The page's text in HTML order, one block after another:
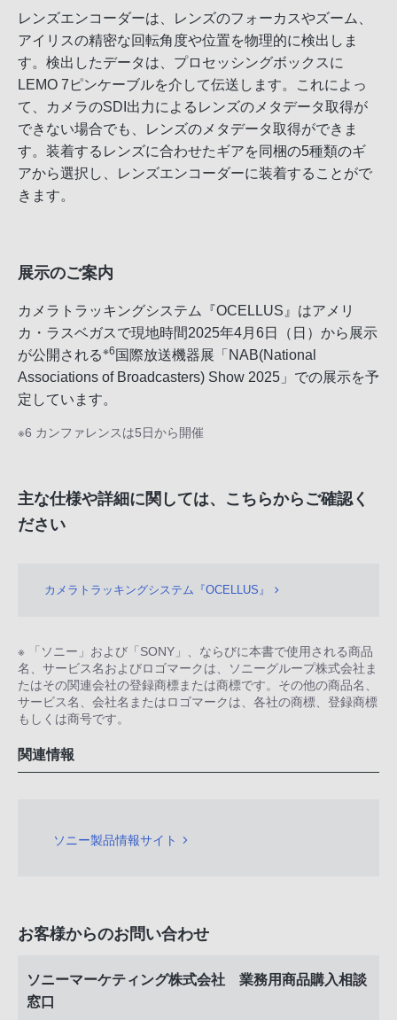
レンズエンコーダーは、レンズのフォーカスやズーム、
アイリスの精密な回転角度や位置を物理的に検出しま
す。検出したデータは、プロセッシングボックスに
LEMO 7ピンケーブルを介して伝送します。これによっ
て、カメラのSDI出力によるレンズのメタデータ取得が
できない場合でも、レンズのメタデータ取得ができま
す。装着するレンズに合わせたギアを同梱の5種類のギ
アから選択し、レンズエンコーダーに装着することがで
きます。
展示のご案内
カメラトラッキングシステム『OCELLUS』はアメリ
カ・ラスベガスで現地時間2025年4月6日（日）から展示
が公開される※6 国際放送機器展「NAB(National
Associations of Broadcasters) Show 2025」での展示を予
定しています。
※6 カンファレンスは5日から開催
主な仕様や詳細に関しては、こちらからご確認く
ださい
カメラトラッキングシステム『OCELLUS』
※ 「ソニー」および「SONY」、ならびに本書で使用される商品
名、サービス名およびロゴマークは、ソニーグループ株式会社ま
たはその関連会社の登録商標または商標です。その他の商品名、
サービス名、会社名またはロゴマークは、各社の商標、登録商標
もしくは商号です。
関連情報
ソニー製品情報サイト
お客様からのお問い合わせ
ソニーマーケティング株式会社 業務用商品購入相談
窓口